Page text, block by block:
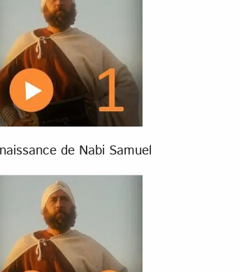
de Nabi Samuel